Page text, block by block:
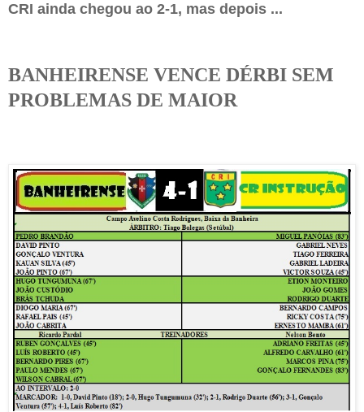
CRI ainda chegou ao 2-1, mas depois ...
BANHEIRENSE VENCE DÉRBI SEM
PROBLEMAS DE MAIOR